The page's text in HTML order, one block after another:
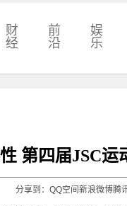
财
经
前
沿
娱
乐
第四届JSC运
分享到： QQ空间 新浪微博腾